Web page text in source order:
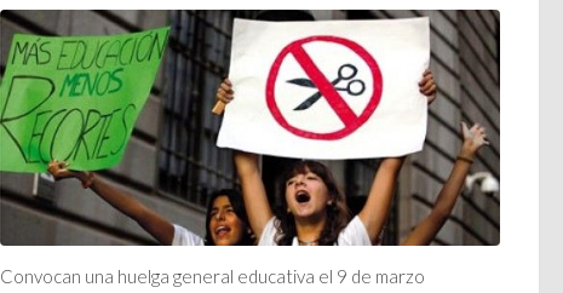
Convocan una huelga general educativa el 9 de marzo